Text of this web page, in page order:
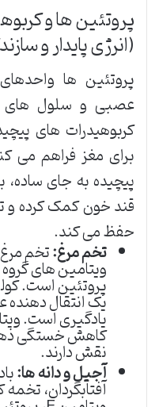
پروتئین ها و
(انرژی پایدار و
پروتئین ها
عصبی و سلول های
کربوهیدرات های
برای مغز فراهم می
پیچیده به جای
قند خون کمک کرده و
حفظ می کند.
تخم مرغ:تخم
پروتئین است.
یک انتقال
کاهش خستگی
نقش دارند.
آجیل و دانه ها:
آفتابگردان،